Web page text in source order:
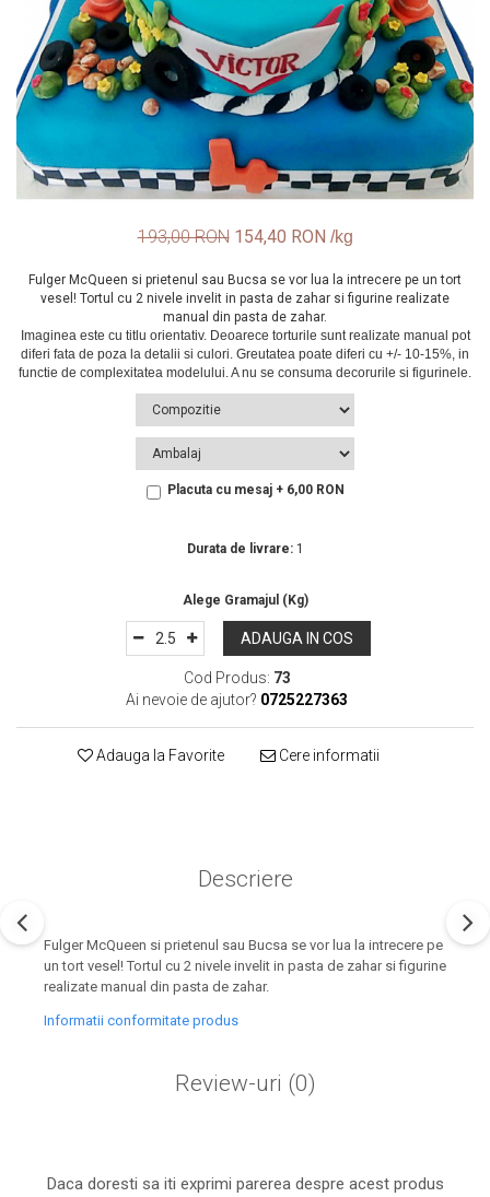
193,00 RON 154,40 RON
Fulger McQueen si prietenul sau Bucsa se vor lua la intrecere pe un tort
vesel! Tortul cu 2 nivele invelit in pasta de zahar si figurine realizate
manual din pasta de zahar.
Placuta cu mesaj + 6,00 RON
Durata de livrare:1
ADAUGA IN COS
Cod Produs: 73
Ai nevoie de ajutor? 0725227363
Adauga la Favorite Cere informatii
Descriere
Fulger McQueen si prietenul sau Bucsa se vor lua la intrecere pe
un tort vesel! Tortul cu 2 nivele invelit in pasta de zahar si figurine
realizate manual din pasta de zahar.
Informatii conformitate produs
Review-uri (0)
Daca doresti sa iti exprimi parerea despre acest produs